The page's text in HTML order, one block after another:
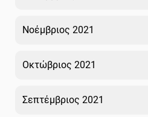
Νοέμβριος 2021
Οκτώβριος 2021
Σεπτέμβριος 2021